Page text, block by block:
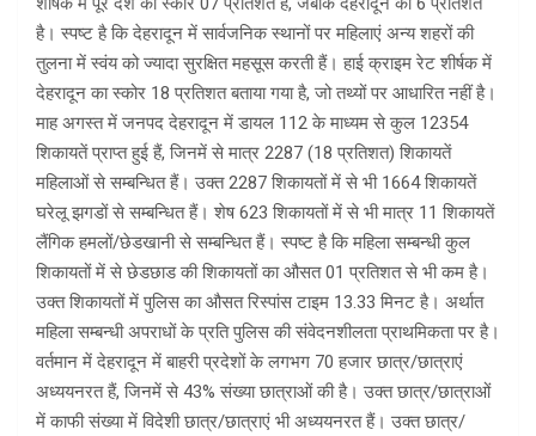
है। स्पष्ट है कि देहरादून में सार्वजनिक स्थानों पर महिलाएं अन्य शहरों की
तुलना में स्वंय को ज्यादा सुरक्षित महसूस करती हैं। हाई क्राइम रेट शीर्षक में
देहरादून का स्कोर 18 प्रतिशत बताया गया है, जो तथ्यों पर आधारित नहीं है।
माह अगस्त में जनपद देहरादून में डायल 112 के माध्यम से कुल 12354
शिकायतें प्राप्त हुई हैं, जिनमें से मात्र 2287 (18 प्रतिशत) शिकायतें
महिलाओं से सम्बन्धित हैं। उक्त 2287 शिकायतों में से भी 1664 शिकायतें
घरेलू झगडों से सम्बन्धित हैं। शेष 623 शिकायतों में से भी मात्र 11 शिकायतें
लैंगिक हमलों/छेडखानी से सम्बन्धित हैं। स्पष्ट है कि महिला सम्बन्धी कुल
शिकायतों में से छेडछाड की शिकायतों का औसत 01 प्रतिशत से भी कम है।
उक्त शिकायतों में पुलिस का औसत रिस्पांस टाइम 13.33 मिनट है। अर्थात
महिला सम्बन्धी अपराधों के प्रति पुलिस की संवेदनशीलता प्राथमिकता पर है।
वर्तमान में देहरादून में बाहरी प्रदेशों के लगभग 70 हजार छात्र/छात्राएं
अध्ययनरत हैं, जिनमें से 43% संख्या छात्राओं की है। उक्त छात्र/छात्राओं
में काफी संख्या में विदेशी छात्र/छात्राएं भी अध्ययनरत हैं। उक्त छात्र/